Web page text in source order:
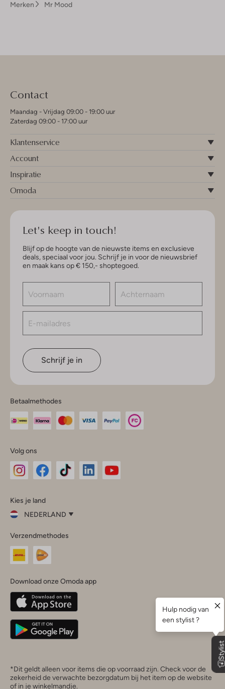
Merken Mr Mood
Contact
Maandag - Vrijdag 09:00 - 19:00 uur
Zaterdag 09:00 - 17:00 uur
Klantenservice
Account
Inspiratie
Omoda
Let's keep in touch!
Blijf op de hoogte van de nieuwste items en exclusieve
deals, speciaal voor jou. Schrijf je in voor de nieuwsbrief
en maak kans op € 150,- shoptegoed.
Schrijf je in
Betaalmethodes
Volg ons
InstagramFacebook
Kies je land
NEDERLAND
je
land
Nederland
Belgique(Français)
Deutschland
Verzendmethodes
Download onze Omoda app
*Dit geldt alleen voor items die op voorraad zijn. Check voor de
zekerheid de verwachte bezorgdatum bij het item op de website
of in je winkelmandje.